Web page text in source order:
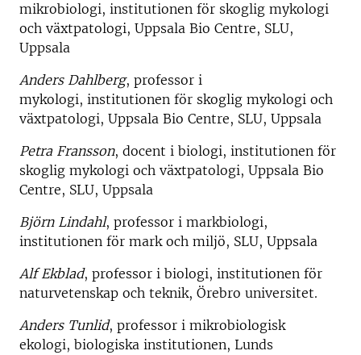
mikrobiologi, institutionen för skoglig mykologi
och växtpatologi, Uppsala Bio Centre, SLU,
Uppsala
Anders Dahlberg, professor i
mykologi, institutionen för skoglig mykologi och
växtpatologi, Uppsala Bio Centre, SLU, Uppsala
Petra Fransson, docent i biologi, institutionen för
skoglig mykologi och växtpatologi, Uppsala Bio
Centre, SLU, Uppsala
Björn Lindahl, professor i markbiologi,
institutionen för mark och miljö, SLU, Uppsala
Alf Ekblad, professor i biologi, institutionen för
naturvetenskap och teknik, Örebro universitet.
Anders Tunlid, professor i mikrobiologisk
ekologi, biologiska institutionen, Lunds